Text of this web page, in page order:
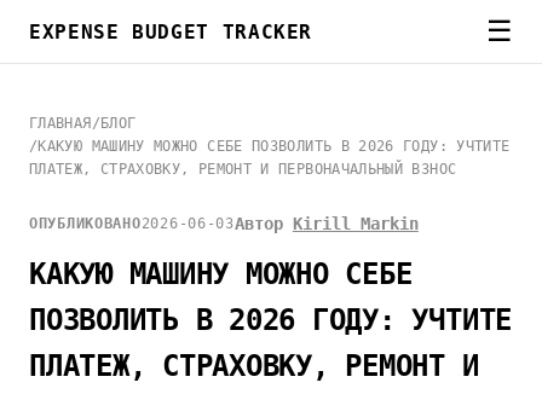
EXPENSE BUDGET TRACKER ☰
ГЛАВНАЯ / БЛОГ
/ КАКУЮ МАШИНУ МОЖНО СЕБЕ ПОЗВОЛИТЬ В 2026 ГОДУ: УЧТИТЕ
ПЛАТЕЖ, СТРАХОВКУ, РЕМОНТ И ПЕРВОНАЧАЛЬНЫЙ ВЗНОС
ОПУБЛИКОВАНО2026-06-03Автор Kirill Markin
КАКУЮ МАШИНУ МОЖНО СЕБЕ
ПОЗВОЛИТЬ В 2026 ГОДУ: УЧТИТЕ
ПЛАТЕЖ, СТРАХОВКУ, РЕМОНТ И